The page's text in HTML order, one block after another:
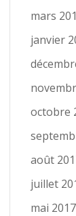
mars
janvier
octobre
août
juillet
mai 2017